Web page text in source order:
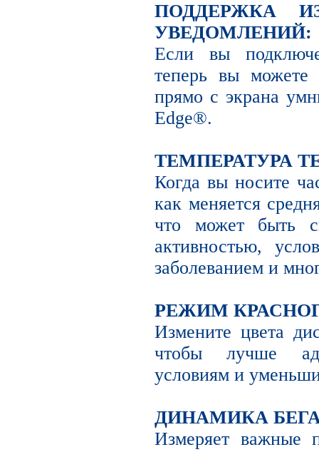
ПОДДЕРЖКА
УВЕДОМЛЕНИЙ:
Если вы
теперь вы можете
прямо с экрана
Edge®.
ТЕМПЕРАТУРА
Когда вы носите
как меняется
что может быть
активностью,
заболеванием и
РЕЖИМ
Измените цвета
чтобы лучше
условиям и
ДИНАМИКА
Измеряет важные